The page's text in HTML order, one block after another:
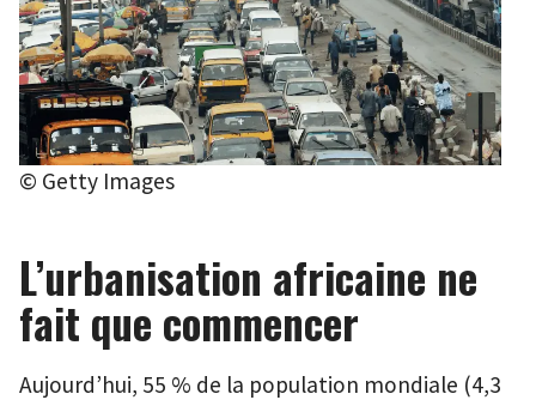
© Getty Images
L’urbanisation africaine ne
fait que commencer
Aujourd’hui, 55 % de la population mondiale (4,3